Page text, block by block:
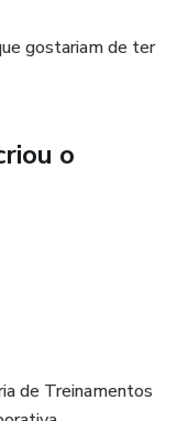
gostariam de ter
o
de Treinamentos